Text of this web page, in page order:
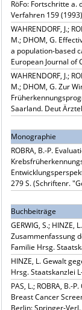
RöFo: Fortschritte a.
Verfahren 159
WAHRENDORF, J.;
M.; DHOM, G.
a population-based
European Journal of
WAHRENDORF, J.;
M.; DHOM, G. Zur
Saarland. Deut
Monographie
ROBRA, B.-P.
279 S. (Schriftenr.
Buchbeiträge
GERWIG, S.;
Zusammenfassung
Familie Hrsg.
HINZE, L. Gewalt
Hrsg. Staatskanzlei
PAS, L.; ROBRA, B.-
Breast Cancer
Berlin: Springer-